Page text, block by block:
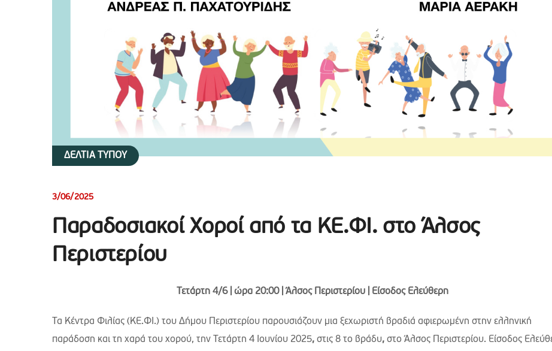
ΔΕΛΤΙΑ ΤΥΠΟΥ
3/06/2025
Παραδοσιακοί Χοροί από τα ΚΕ.ΦΙ. στο Άλσος
Περιστερίου
Τετάρτη 4/6 | ώρα 20:00 | Άλσος Περιστερίου | Είσοδος Ελεύθερη
Τα Κέντρα Φιλίας (ΚΕ.ΦΙ.) του Δήμου Περιστερίου παρουσιάζουν μια ξεχωριστή βραδιά αφιερωμένη στην ελληνική
παράδοση και τη χαρά του χορού, την Τετάρτη 4 Ιουνίου 2025, στις 8 το βράδυ, στο Άλσος Περιστερίου. Είσοδος